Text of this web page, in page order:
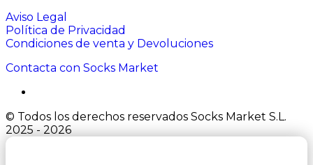
Aviso Legal
Política de Privacidad
Condiciones de venta y Devoluciones
Contacta con Socks Market
© Todos los derechos reservados Socks Market S.L.
2025 - 2026